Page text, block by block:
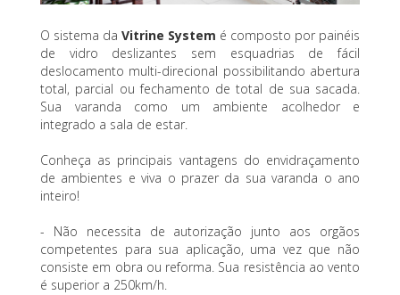
O sistema da Vitrine System é composto por painéis
de vidro deslizantes sem esquadrias de fácil
deslocamento multi-direcional possibilitando abertura
total, parcial ou fechamento de total de sua sacada.
Sua varanda como um ambiente acolhedor e
integrado a sala de estar.
Conheça as principais vantagens do envidraçamento
de ambientes e viva o prazer da sua varanda o ano
inteiro!
- Não necessita de autorização junto aos orgãos
competentes para sua aplicação, uma vez que não
consiste em obra ou reforma. Sua resistência ao vento
é superior a 250km/h.